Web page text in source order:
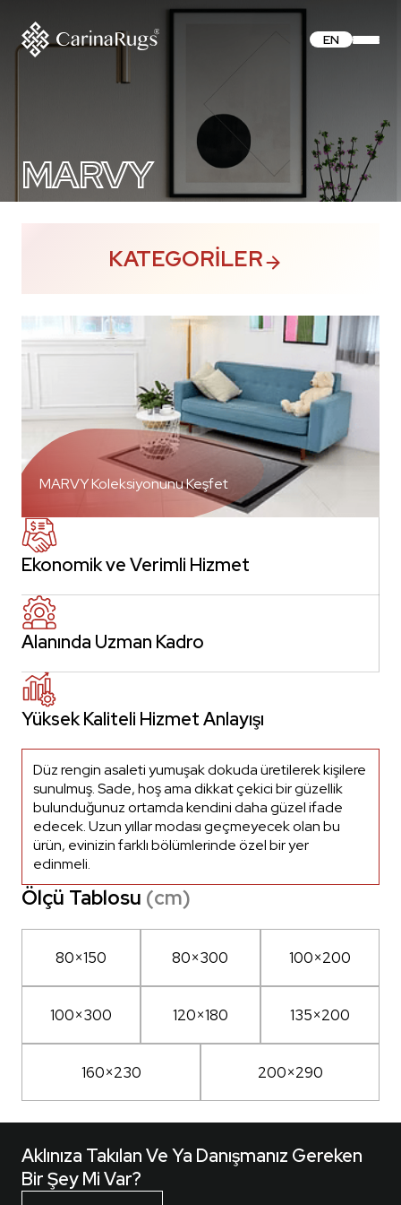
EN
MARVY
MARVY Koleksiyonunu Keşfet
Ekonomik ve Verimli Hizmet
Alanında Uzman Kadro
Yüksek Kaliteli Hizmet Anlayışı
Düz rengin asaleti yumuşak dokuda üretilerek kişilere
sunulmuş. Sade, hoş ama dikkat çekici bir güzellik
bulunduğunuz ortamda kendini daha güzel ifade
edecek. Uzun yıllar modası geçmeyecek olan bu
ürün, evinizin farklı bölümlerinde özel bir yer
edinmeli.
Ölçü Tablosu (cm)
80×150 80×300 100×200
100×300 120×180 135×200
160×230 200×290
KATEGORILER
Aklınıza Takılan Ve Ya Danışmanız Gereken
Bir Şey Mi Var?